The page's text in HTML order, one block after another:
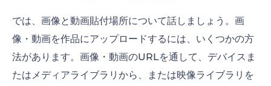
では、画像と動画貼付場所について話しましょう。画
像・動画を作品にアップロードするには、いくつかの方
法があります。画像・動画のURLを通して、デバイスま
たはメディアライブラリから、または映像ライブラリを